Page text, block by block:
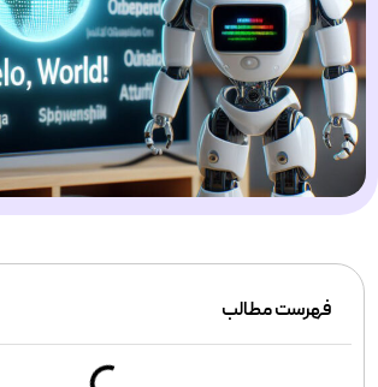
فهرست مطالب